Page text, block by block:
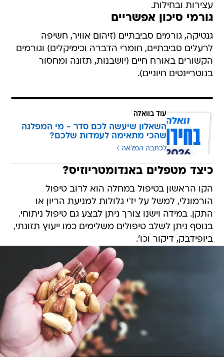
גנטיקה, גורמים סביבתיים (זיהום אוויר, חשיפה
לרעלים סביבתיים, חומרי הדברה וכימיקלים) וגורמים
הקשורים באורח חיים (יושבנות, תזונה ומחסור
בנוטריינטים חיוניים).
השאלון שיעשה לכם סדר - מי המפלגה
שהכי מתאימה לעמדות שלכם?
לכתבה המלאה
כיצד מטפלים באנדומטריוזיס?
הקו הראשון בטיפול במחלה הוא לרוב טיפול
הורמונלי, למשל על ידי גלולות למניעת הריון או
התקן. במידה וישנו צורך ניתן לבצע גם טיפול ניתוחי.
בנוסף ניתן לשלב טיפולים משלימים כמו ייעוץ תזונתי,
ביופידבק, דיקור וכו'.
איך אפשר להתמודד עם תסמיני